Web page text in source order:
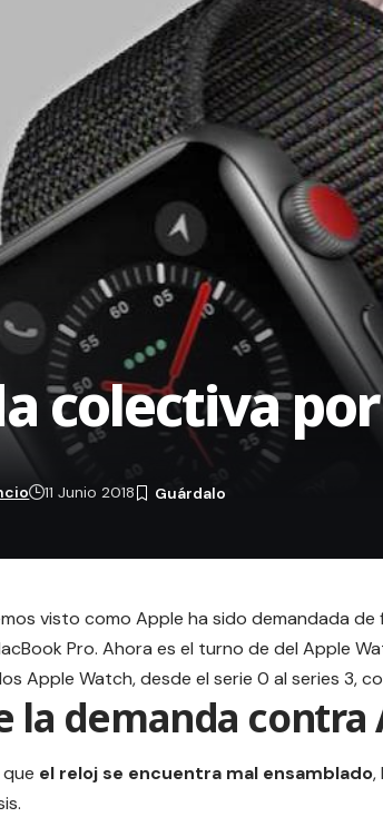
colectiva
11 Junio 2018
visto como Apple ha sido demandada
Pro. Ahora es el turno de del Apple
Apple Watch, desde el serie 0 al series 3,
la demanda contra
el reloj se encuentra mal ensamblado,